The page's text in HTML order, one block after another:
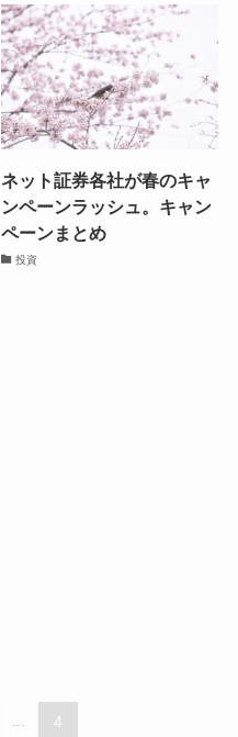
ネット証券各社が春のキャ
ンペーンラッシュ。キャン
ペーンまとめ
投資
... 4